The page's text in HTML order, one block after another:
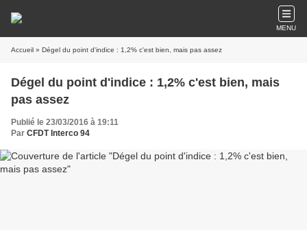
MENU
Accueil » Dégel du point d'indice : 1,2% c'est bien, mais pas assez
Dégel du point d'indice : 1,2% c'est bien, mais
pas assez
Publié le 23/03/2016 à 19:11
Par CFDT Interco 94